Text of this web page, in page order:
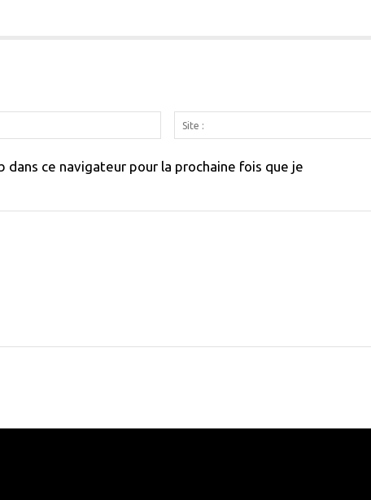
Email
:
ce navigateur pour la prochaine fois que je